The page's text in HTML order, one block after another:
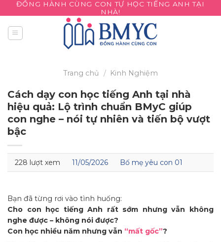
to
content
ĐỒNG HÀNH CÙNG CON TỰ HỌC TIẾNG ANH TẠI
NHÀ!
Trang chủ / Kinh Nghiệm
Cách dạy con học tiếng Anh tại nhà
hiệu quả: Lộ trình chuẩn BMyC giúp
con nghe – nói tự nhiên và tiến bộ vượt
bậc
228 lượt xem 11/05/2026 Bố mẹ yêu con 01
Bạn đã từng rơi vào tình huống:
Cho con học tiếng Anh rất sớm nhưng vẫn không
nghe được – không nói được?
Con học nhiều năm nhưng vẫn “mất gốc”?